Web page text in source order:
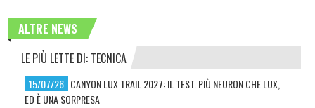
ALTRE NEWS
LE PIÙ LETTE DI: TECNICA
15/07/26 CANYON LUX TRAIL 2027: IL TEST. PIÙ NEURON CHE LUX,
ED È UNA SORPRESA